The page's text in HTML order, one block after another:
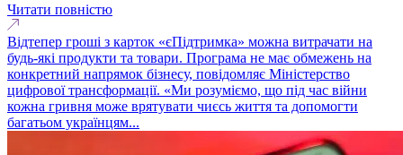
Читати повністю
Відтепер гроші з карток «єПідтримка» можна витрачати на
будь-які продукти та товари. Програма не має обмежень на
конкретний напрямок бізнесу, повідомляє Міністерство
цифрової трансформації. «Ми розуміємо, що під час війни
кожна гривня може врятувати чиєсь життя та допомогти
багатьом українцям...